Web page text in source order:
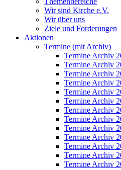
Wir sind Kirche e.V.
Wir über uns
Ziele und Forderungen
Aktionen
Termine (mit Archiv)
Termine Archiv
Termine Archiv
Termine Archiv
Termine Archiv
Termine Archiv
Termine Archiv
Termine Archiv
Termine Archiv
Termine Archiv
Termine Archiv
Termine Archiv
Termine Archiv
Termine Archiv